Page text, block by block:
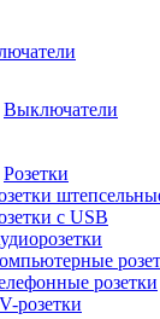
Выключатели
Розетки
с USB
розетки
розетки